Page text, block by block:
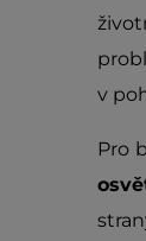
v
Pro